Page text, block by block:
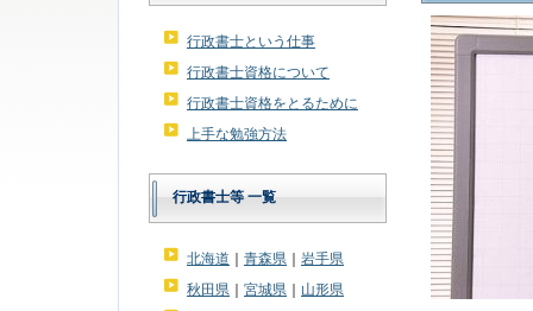
行政書士という仕事
行政書士資格について
行政書士資格をとるために
上手な勉強方法
行政書士等 一覧
北海道 青森県
岩手県
秋田県
宮城県
山形県